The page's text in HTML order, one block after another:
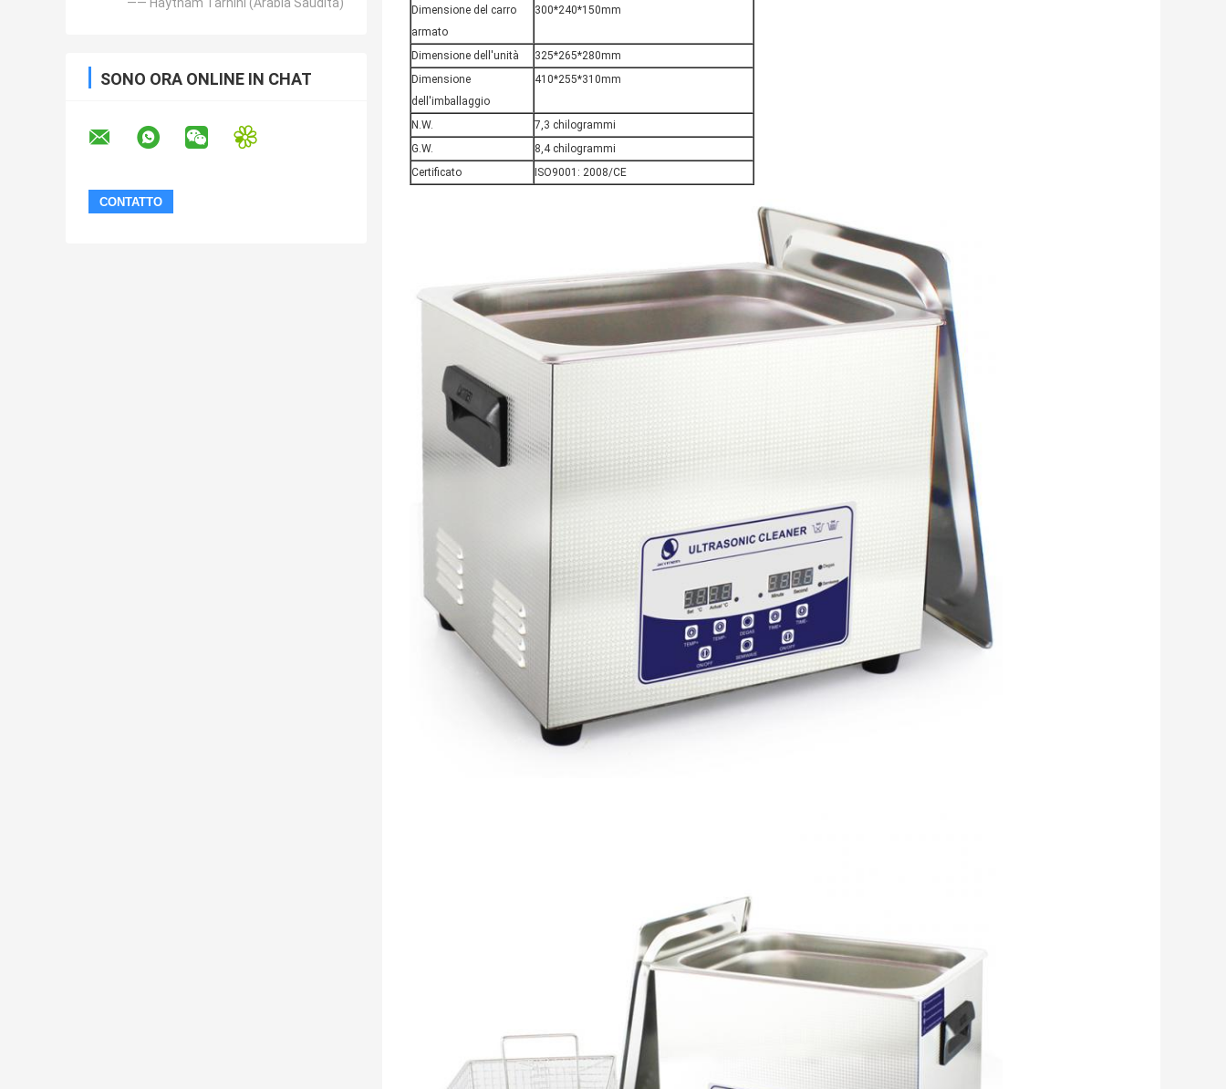
—— Haytham Tarhini (Arabia Saudita)
SONO ORA ONLINE IN CHAT
Dimensione del carro
armato
300*240*150mm
Dimensione dell'unità
325*265*280mm
Dimensione
dell'imballaggio
410*255*310mm
N.W.
7,3 chilogrammi
G.W.
8,4 chilogrammi
Certificato
ISO9001: 2008/CE